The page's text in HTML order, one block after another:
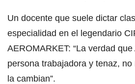
Un docente que suele dictar
especialidad en el legendario
AEROMARKET: “La verdad
persona trabajadora y tenaz,
la cambian”.